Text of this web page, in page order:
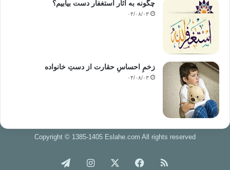
چگونه به آثار استغفار دست بیابیم؟
۰۴/۰۸/۰۳
زخمِ احساسِ حقارت از دستِ خانواده
۰۴/۰۸/۰۳
Copyright © 1385-1405 Eslahe.com All rights reserved
خوراک فیس اینستاگرام